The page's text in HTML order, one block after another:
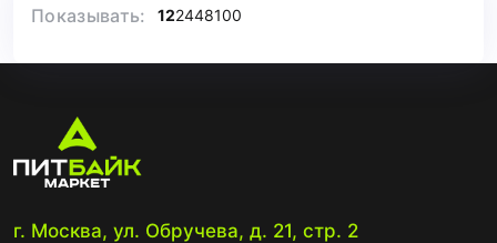
Показывать: 122448100
г. Москва, ул. Обручева, д. 21, стр. 2